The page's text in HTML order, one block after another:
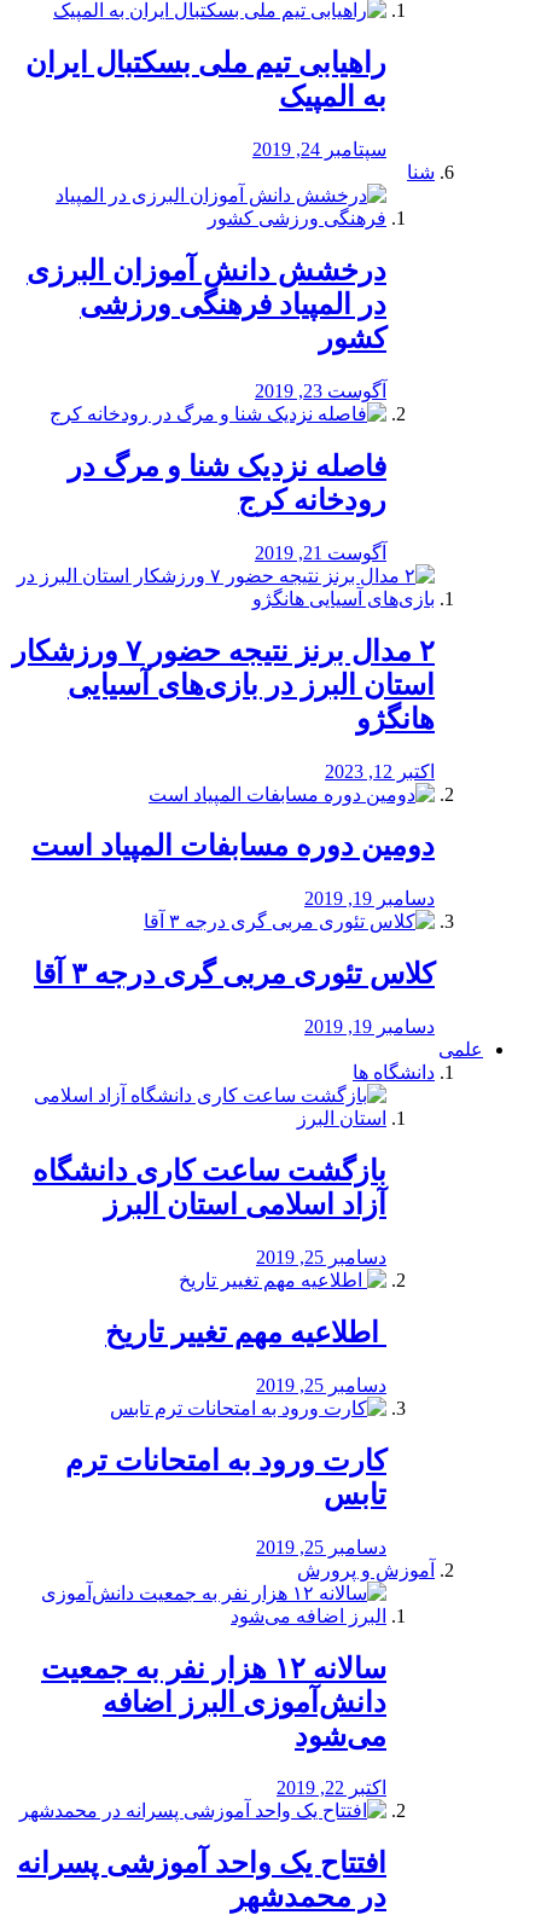
راهیابی تیم ملی بسکتبال ایران
به المپیک
سپتامبر 24, 2019
شنا
درخشش دانش آموزان البرزی
در المپیاد فرهنگی ورزشی
کشور
آگوست 23, 2019
️فاصله نزدیک شنا و مرگ در
رودخانه کرج
آگوست 21, 2019
۲ مدال برنز نتیجه حضور ۷ ورزشکار
استان البرز در بازی‌های آسیایی
هانگژو
اکتبر 12, 2023
دومین دوره مسابفات المپیاد است
دسامبر 19, 2019
کلاس تئوری مربی گری درجه ۳ آقا
دسامبر 19, 2019
علمی
دانشگاه ها
بازگشت ساعت کاری دانشگاه
آزاد اسلامی استان البرز
دسامبر 25, 2019
️ اطلاعیه مهم تغییر تاریخ
دسامبر 25, 2019
کارت ورود به امتحانات ترم
تابس
دسامبر 25, 2019
آموزش و پرورش
️سالانه ۱۲ هزار نفر به جمعیت
دانش‌آموزی البرز اضافه
می‌شود
اکتبر 22, 2019
افتتاح یک واحد آموزشی پسرانه
در محمدشهر